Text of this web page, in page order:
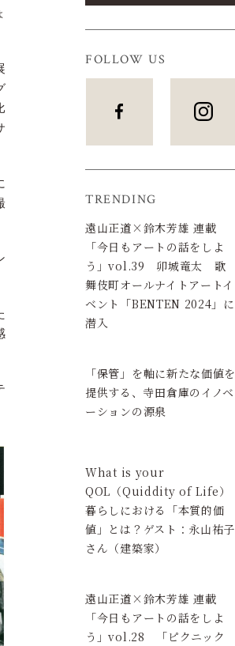
FOLLOW US
TRENDING
遠山正道×鈴木芳雄 連載
「今日もアートの話をしよ
う」vol.39 卯城竜太 歌
舞伎町オールナイトアートイ
ベント「BENTEN 2024」に
潜入
「保管」を軸に新たな価値を
提供する、寺田倉庫のイノベ
ーションの源泉
What is your
QOL（Quiddity of Life）
暮らしにおける「本質的価
値」とは？ゲスト：永山祐子
さん（建築家）
遠山正道×鈴木芳雄 連載
「今日もアートの話をしよ
う」vol.28 「ピクニック